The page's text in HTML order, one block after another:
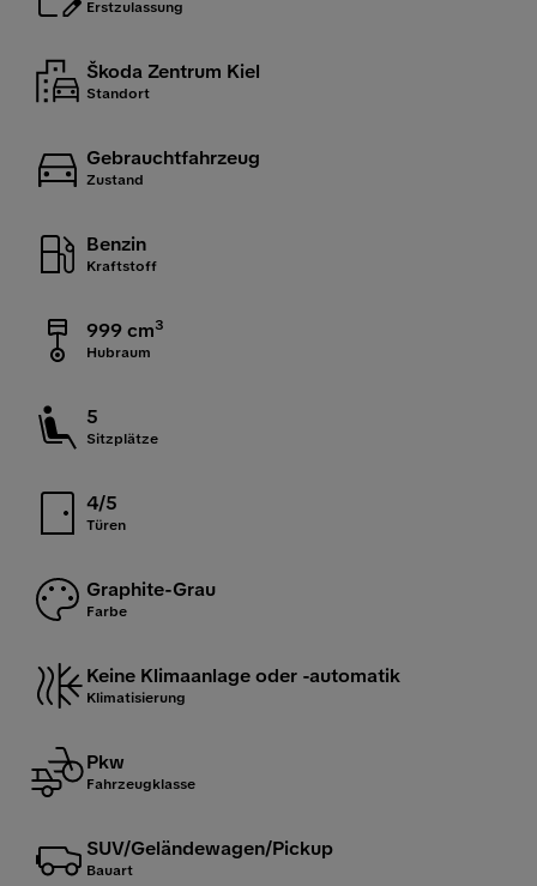
Erstzulassung
Škoda Zentrum Kiel
Standort
Gebrauchtfahrzeug
Zustand
Benzin
Kraftstoff
999 cm3
Hubraum
5
Sitzplätze
4/5
Türen
Graphite-Grau
Farbe
Keine Klimaanlage oder -automatik
Klimatisierung
Pkw
Fahrzeugklasse
SUV/Geländewagen/Pickup
Bauart